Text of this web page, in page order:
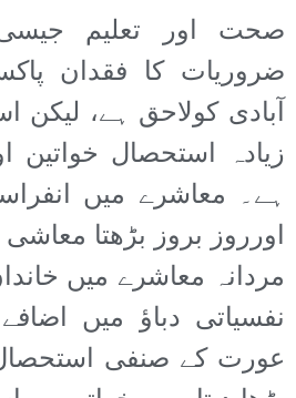
صحت اور تعلیم جیسی
ضروریات کا فقدان
آبادی کولاحق ہے،
زیادہ استحصال خواتین
ہے۔ معاشرے میں
اورروز بروز بڑھتا
مردانہ معاشرے میں
نفسیاتی دباؤ میں
عورت کے صنفی